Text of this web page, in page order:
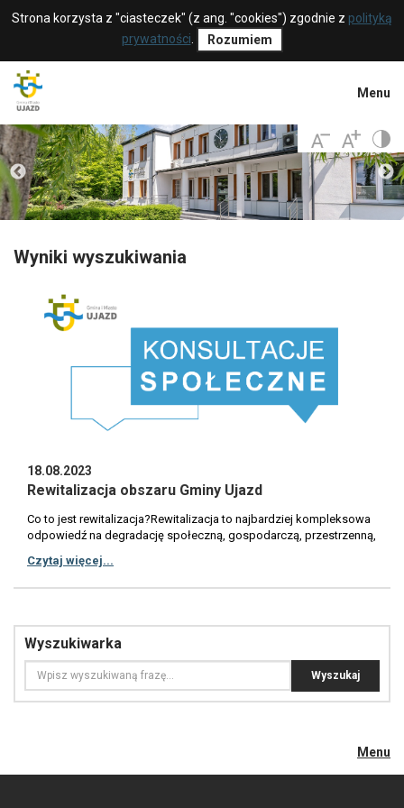
Strona korzysta z "ciasteczek" (z ang. "cookies") zgodnie z polityką
prywatności
Rozumiem
Menu
Wyniki wyszukiwania
18.08.2023
Rewitalizacja obszaru Gminy Ujazd
Co to jest rewitalizacja?Rewitalizacja to najbardziej kompleksowa
odpowiedź na degradację społeczną, gospodarczą, przestrzenną,
przywrócenie do życia, jest procesem kompleksowych przemian
wyprowadzania obszarów zdegradowanych ze stanu kryzysu.
dzięki którym będzie się lepiej żyło i pracowało. Rewitalizacja
oznacza również pracę z ludźmi, oraz z lokalną społecznością,
dlatego też jej powodzenie zależy od nas wszystkich:
mieszkańców, przedsiębiorców, organizacji pozarządowych,
uchwalenia Gminnego Programu Rewitalizacji Gminy Ujazd na lata
2024-2030. Pierwszy etap prac polegający na wykonaniu diagnozy i
określeniu granic obszaru zdegradowanego i rewitalizacji oraz
Czytaj więcej...
Wyszukiwarka
Menu